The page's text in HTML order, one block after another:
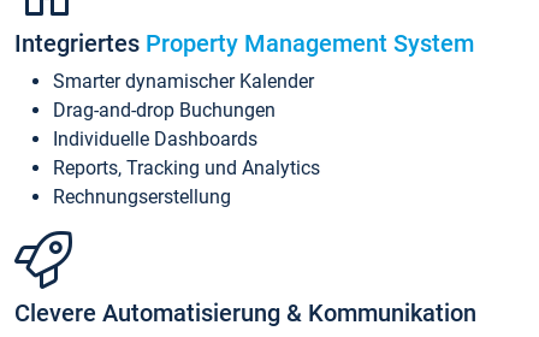
Integriertes Property Management System
Smarter dynamischer Kalender
Drag-and-drop Buchungen
Individuelle Dashboards
Reports, Tracking und Analytics
Rechnungserstellung
Clevere Automatisierung & Kommunikation